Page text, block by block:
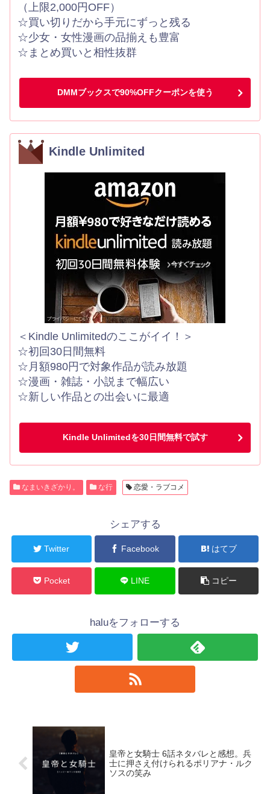
（上限2,000円OFF）
☆買い切りだから手元にずっと残る
☆少女・女性漫画の品揃えも豊富
☆まとめ買いと相性抜群
DMMブックスで90%OFFクーポンを使う
Kindle Unlimited
＜Kindle Unlimitedのここがイイ！＞
☆初回30日間無料
☆月額980円で対象作品が読み放題
☆漫画・雑誌・小説まで幅広い
☆新しい作品との出会いに最適
Kindle Unlimitedを30日間無料で試す
なまいきざかり。 な行 恋愛・ラブコメ
シェアする
Twitter Facebook はてブ
Pocket LINE コピー
haluをフォローする
皇帝と女騎士 6話ネタバレと感想。兵
士に押さえ付けられるポリアナ・ルク
ソスの笑み